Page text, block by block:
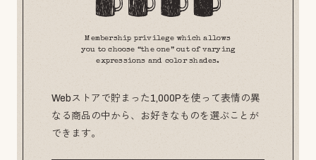
Membership privilege which allows
you to choose “the one” out of varying
expressions and color shades.
Webストアで貯まった1,000Pを使って表情の異
なる商品の中から、お好きなものを選ぶことが
できます。